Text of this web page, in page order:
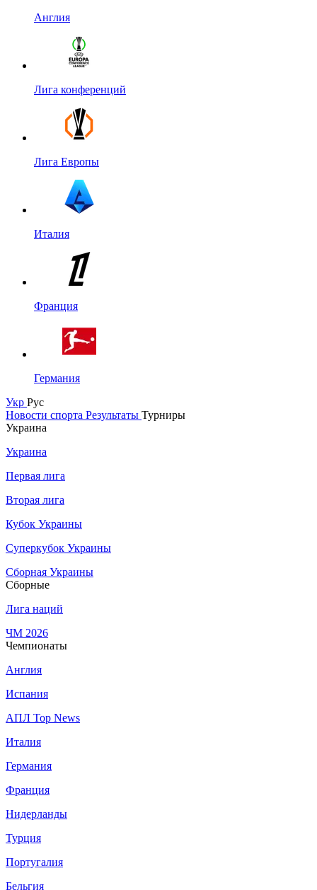
Англия
Лига конференций
Лига Европы
Италия
Франция
Германия
Укр Рус
Новости спорта Результаты Турниры
Украина
Украина
Первая лига
Вторая лига
Кубок Украины
Суперкубок Украины
Сборная Украины
Сборные
Лига наций
ЧМ 2026
Чемпионаты
Англия
Испания
АПЛ Top News
Италия
Германия
Франция
Нидерланды
Турция
Португалия
Бельгия